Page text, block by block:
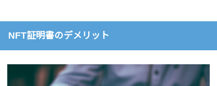
NFT証明書のデメリット